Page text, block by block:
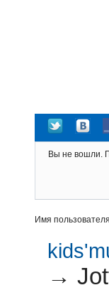
Вы не вошли.
Имя
→